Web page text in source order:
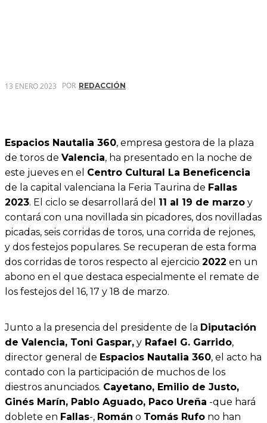
13 ENERO 2023 POR REDACCIÓN
Espacios Nautalia 360, empresa gestora de la plaza
de toros de Valencia, ha presentado en la noche de
este jueves en el Centro Cultural La Beneficencia
de la capital valenciana la Feria Taurina de Fallas
2023. El ciclo se desarrollará del 11 al 19 de marzo y
contará con una novillada sin picadores, dos novilladas
picadas, seis corridas de toros, una corrida de rejones,
y dos festejos populares. Se recuperan de esta forma
dos corridas de toros respecto al ejercicio 2022 en un
abono en el que destaca especialmente el remate de
los festejos del 16, 17 y 18 de marzo.
Junto a la presencia del presidente de la Diputación
de Valencia, Toni Gaspar, y Rafael G. Garrido,
director general de Espacios Nautalia 360, el acto ha
contado con la participación de muchos de los
diestros anunciados. Cayetano, Emilio de Justo,
Ginés Marín, Pablo Aguado, Paco Ureña -que hará
doblete en Fallas-, Román o Tomás Rufo no han